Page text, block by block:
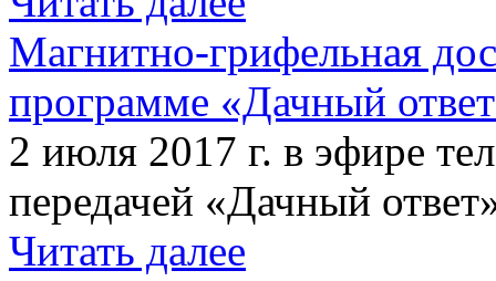
Магнитно-грифельная
программе «Дачный
2 июля 2017 г. в эфире
передачей «Дачный
Читать далее